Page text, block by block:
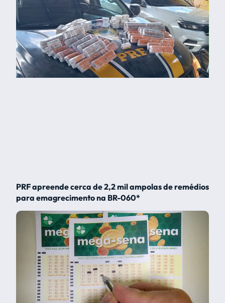
PRF apreende cerca de 2,2 mil ampolas de remédios
para emagrecimento na BR-060*